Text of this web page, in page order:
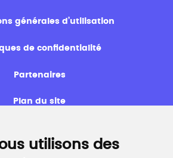
utilisons des
générales d’utilisation
de confidentialité
Partenaires
Plan du site